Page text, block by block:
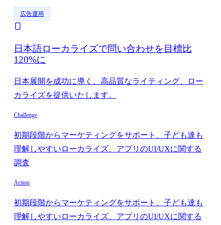
広告運用
日本語ローカライズで問い合わせを目標比
120%に
日本展開を成功に導く、高品質なライティング、ロー
カライズを提供いたします。
Challenge
初期段階からマーケティングをサポート、子ども達も
理解しやすいローカライズ、アプリのUI/UXに関する
調査
Action
初期段階からマーケティングをサポート、子ども達も
理解しやすいローカライズ、アプリのUI/UXに関する